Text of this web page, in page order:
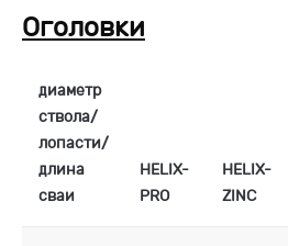
Оголовки
диаметр
ствола/
лопасти/
длина
сваи
HELIX-
PRO
HELIX-
ZINC